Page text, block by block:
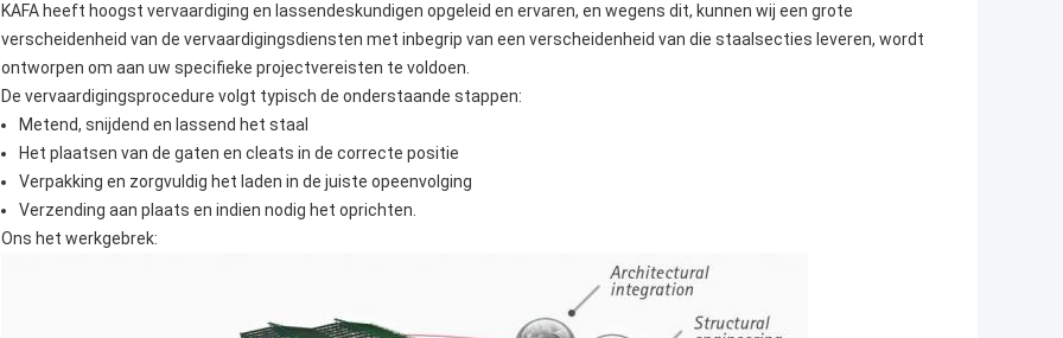
KAFA heeft hoogst vervaardiging en lassendeskundigen opgeleid en ervaren, en wegens dit, kunnen wij een grote
verscheidenheid van de vervaardigingsdiensten met inbegrip van een verscheidenheid van die staalsecties leveren, wordt
ontworpen om aan uw specifieke projectvereisten te voldoen.
De vervaardigingsprocedure volgt typisch de onderstaande stappen:
Metend, snijdend en lassend het staal
Het plaatsen van de gaten en cleats in de correcte positie
Verpakking en zorgvuldig het laden in de juiste opeenvolging
Verzending aan plaats en indien nodig het oprichten.
Ons het werkgebrek: